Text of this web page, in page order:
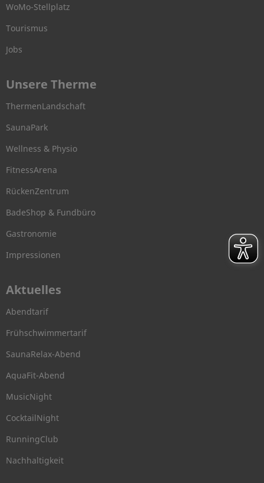
WoMo-Stellplatz
Tourismus
Jobs
Unsere Therme
ThermenLandschaft
SaunaPark
Wellness & Physio
FitnessArena
RückenZentrum
BadeShop & Fundbüro
Gastronomie
Impressionen
Aktuelles
Abendtarif
Frühschwimmertarif
SaunaRelax-Abend
AquaFit-Abend
MusicNight
CocktailNight
RunningClub
Nachhaltigkeit